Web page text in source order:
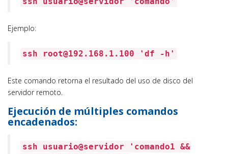
Ejemplo:
ssh root@192.168.1.100 'df -h'
Este comando retorna el resultado del uso de disco del
servidor remoto.
Ejecución de múltiples comandos
encadenados:
ssh usuario@servidor
'comando1 &&